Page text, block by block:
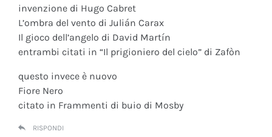
invenzione di Hugo Cabret
L’ombra del vento di Julián Carax
Il gioco dell’angelo di David Martín
entrambi citati in “Il prigioniero del cielo” di Zafòn
questo invece è nuovo
Fiore Nero
citato in Frammenti di buio di Mosby
RISPONDI